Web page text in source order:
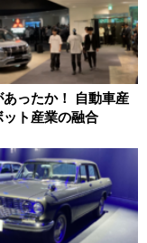
あったか！ 自動車産
ット産業の融合